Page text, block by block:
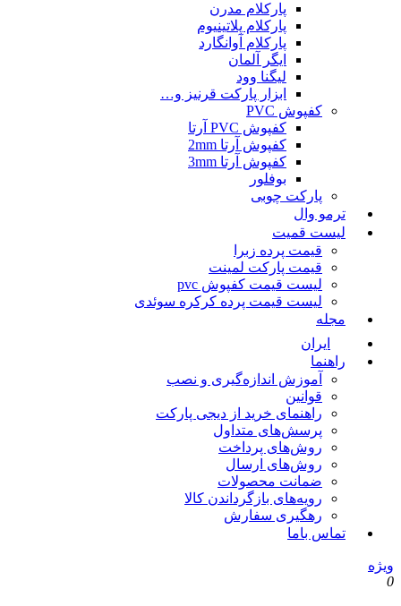
پارکلام مدرن
پارکلام پلاتینیوم
پارکلام آوانگارد
ایگر آلمان
لیگنا وود
ابزار پارکت قرنیز و…
کفپوش PVC
کفپوش PVC آرتا
کفپوش آرتا 2mm
کفپوش آرتا 3mm
بوفلور
پارکت چوبی
ترمو وال
لیست قمیت
قیمت پرده زبرا
قیمت پارکت لمینت
لیست قیمت کفپوش pvc
لیست قیمت پرده کرکره سوئدی
مجله
ایران
راهنما
آموزش اندازه‌گیری و نصب
قوانین
راهنمای خرید از دیجی پارکت
پرسش‌های متداول
روش‌های پرداخت
روش‌های ارسال
ضمانت محصولات
رویه‌های بازگرداندن کالا
رهگیری سفارش
تماس باما
ویژه
0